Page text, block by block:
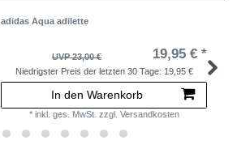
adidas Aqua adilette
UVP 23,00 € 19,95 € *
Niedrigster Preis der letzten 30 Tage: 19,95 €
In den Warenkorb
* inkl. ges. MwSt. zzgl. Versandkosten